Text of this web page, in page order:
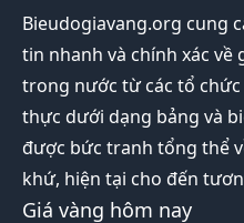
Bieudogiavang.org cung
tin nhanh và chính xác
trong nước từ các tổ
thực dưới dạng bảng và
được bức tranh tổng thể
khứ, hiện tại cho đến
Giá vàng hôm nay